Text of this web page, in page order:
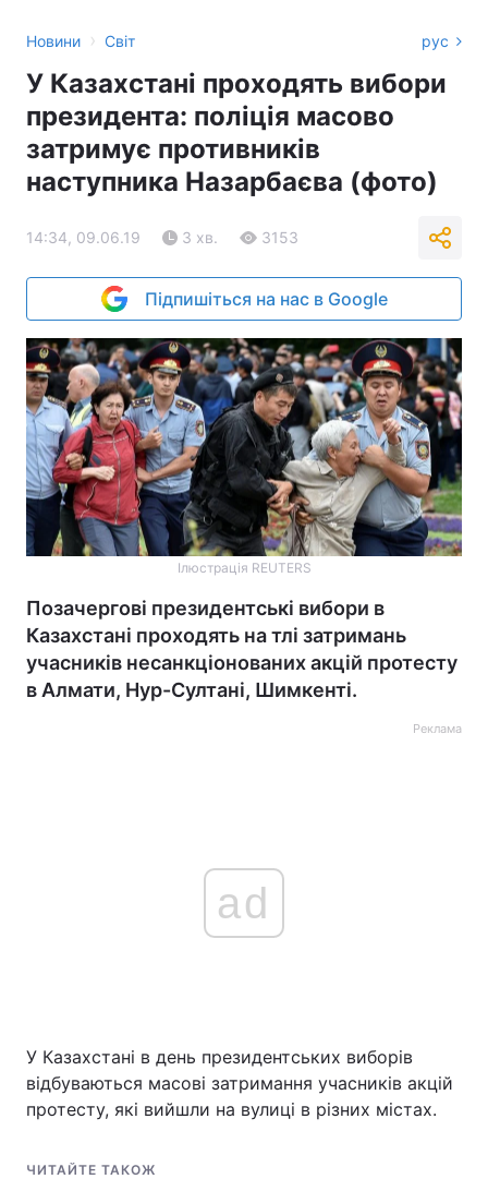
Новини › Світ рус
У Казахстані проходять вибори
президента: поліція масово
затримує противників
наступника Назарбаєва (фото)
14:34, 09.06.19 3 хв. 3153
Підпишіться на нас в Google
Ілюстрація REUTERS
Позачергові президентські вибори в
Казахстані проходять на тлі затримань
учасників несанкціонованих акцій протесту
в Алмати, Нур-Султані, Шимкенті.
Реклама
ad
У Казахстані в день президентських виборів
відбуваються масові затримання учасників акцій
протесту, які вийшли на вулиці в різних містах.
ЧИТАЙТЕ ТАКОЖ